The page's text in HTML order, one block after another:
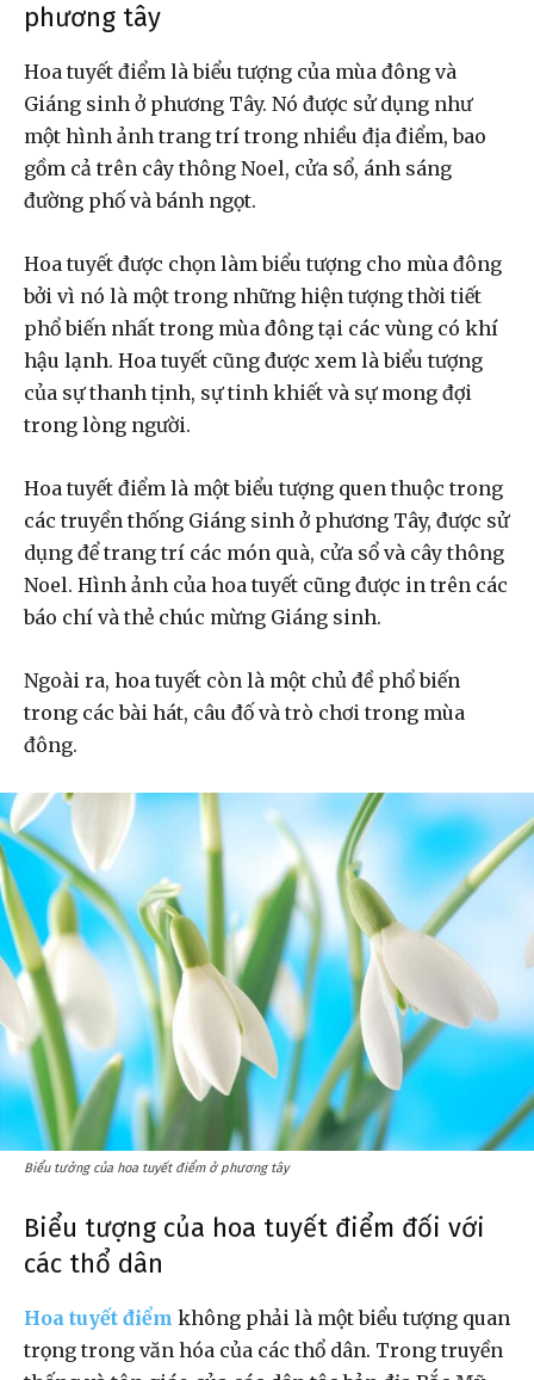
phương tây
Hoa tuyết điểm là biểu tượng của mùa đông và
Giáng sinh ở phương Tây. Nó được sử dụng như
một hình ảnh trang trí trong nhiều địa điểm, bao
gồm cả trên cây thông Noel, cửa sổ, ánh sáng
đường phố và bánh ngọt.
Hoa tuyết được chọn làm biểu tượng cho mùa đông
bởi vì nó là một trong những hiện tượng thời tiết
phổ biến nhất trong mùa đông tại các vùng có khí
hậu lạnh. Hoa tuyết cũng được xem là biểu tượng
của sự thanh tịnh, sự tinh khiết và sự mong đợi
trong lòng người.
Hoa tuyết điểm là một biểu tượng quen thuộc trong
các truyền thống Giáng sinh ở phương Tây, được sử
dụng để trang trí các món quà, cửa sổ và cây thông
Noel. Hình ảnh của hoa tuyết cũng được in trên các
báo chí và thẻ chúc mừng Giáng sinh.
Ngoài ra, hoa tuyết còn là một chủ đề phổ biến
trong các bài hát, câu đố và trò chơi trong mùa
đông.
Biểu tưởng của hoa tuyết điểm ở phương tây
Biểu tượng của hoa tuyết điểm đối với
các thổ dân
Hoa tuyết điểm không phải là một biểu tượng quan
trọng trong văn hóa của các thổ dân. Trong truyền